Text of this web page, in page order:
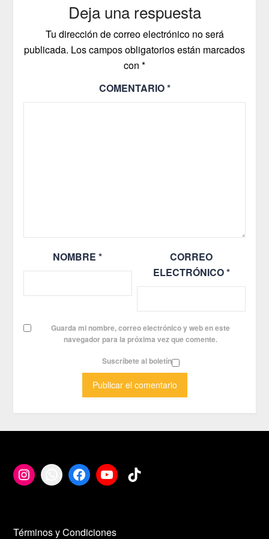
Deja una respuesta
Tu dirección de correo electrónico no será
publicada. Los campos obligatorios están marcados
con *
COMENTARIO*
NOMBRE*
CORREO
ELECTRÓNICO*
Guarda mi nombre, correo electrónico y web en este
navegador para la próxima vez que comente.
Suscríbete al boletín
Términos y Condiciones